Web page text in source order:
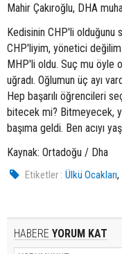
Mahir Çakıroğlu, DHA
Kedisinin CHP'li olduğunu
CHP'liyim, yönetici
MHP'li oldu. Suç mu öyle
uğradı. Oğlumun üç ayı
Hep başarılı öğrencileri
bitecek mi? Bitmeyecek,
başıma geldi. Ben acıyı
Kaynak: Ortadoğu / Dha
Etiketler : Ülkü Ocakları,
HABERE YORUM KAT